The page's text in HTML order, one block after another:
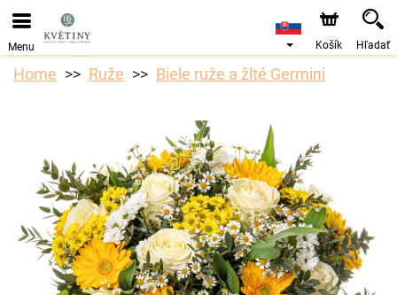
Objednávky prijímame prostredníctvom nášho e-shopu.
Najskorší možný termín doručenia je od 10.8.2026 z
Menu Košík Hľadať
Home Ruže Biele ruže a žlté Germini